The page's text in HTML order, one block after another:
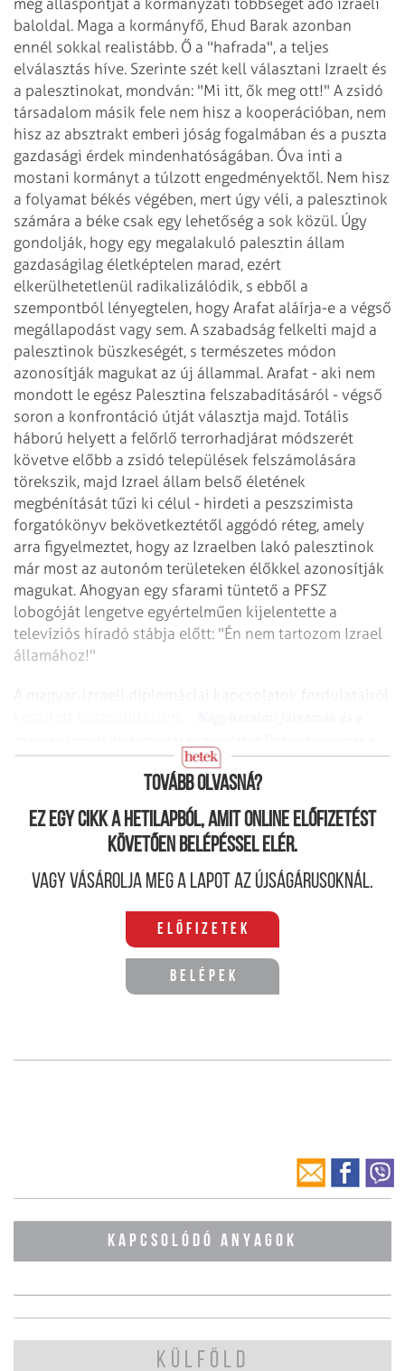
baloldal. Maga a kormányfő, Ehud Barak azonban
ennél sokkal realistább. Ő a "hafrada", a teljes
elválasztás híve. Szerinte szét kell választani Izraelt és
a palesztinokat, mondván: "Mi itt, ők meg ott!" A zsidó
társadalom másik fele nem hisz a kooperációban, nem
hisz az absztrakt emberi jóság fogalmában és a puszta
gazdasági érdek mindenhatóságában. Óva inti a
mostani kormányt a túlzott engedményektől. Nem hisz
a folyamat békés végében, mert úgy véli, a palesztinok
számára a béke csak egy lehetőség a sok közül. Úgy
gondolják, hogy egy megalakuló palesztin állam
gazdaságilag életképtelen marad, ezért
elkerülhetetlenül radikalizálódik, s ebből a
szempontból lényegtelen, hogy Arafat aláírja-e a végső
megállapodást vagy sem. A szabadság felkelti majd a
palesztinok büszkeségét, s természetes módon
azonosítják magukat az új állammal. Arafat - aki nem
mondott le egész Palesztina felszabadításáról - végső
soron a konfrontáció útját választja majd. Totális
háború helyett a felőrlő terrorhadjárat módszerét
követve előbb a zsidó települések felszámolására
törekszik, majd Izrael állam belső életének
megbénítását tűzi ki célul - hirdeti a peszszimista
forgatókönyv bekövetkeztétől aggódó réteg, amely
arra figyelmeztet, hogy az Izraelben lakó palesztinok
már most az autonóm területeken élőkkel azonosítják
magukat. Ahogyan egy sfarami tüntető a PFSZ
lobogóját lengetve egyértelműen kijelentette a
televíziós híradó stábja előtt: "Én nem tartozom Izrael
államához!"
A magyar-izraeli diplomáciai kapcsolatok fordulatairól
Tovább olvasná?
Ez egy cikk a hetilapból, amit online előfizetést
követően belépéssel elér.
Vagy vásárolja meg a lapot az újságárusoknál.
Előfizetek
Belépek
KAPCSOLÓDÓ ANYAGOK
KÜLFÖLD